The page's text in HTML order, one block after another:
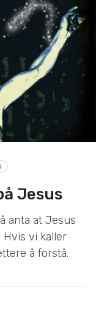
Jesus
anta at Jesus
vi kaller
å forstå.